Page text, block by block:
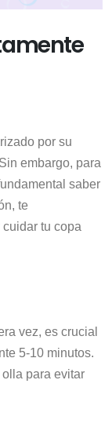
por su
embargo, para
saber
te
tu copa
vez, es crucial
5-10 minutos.
para evitar